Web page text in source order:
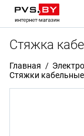
Стяжка
Главная
Стяжки кабельные